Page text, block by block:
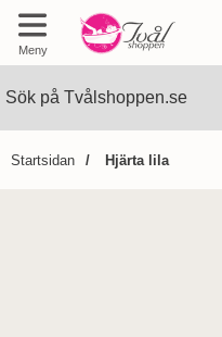
Meny
Startsidan Hjärta lila